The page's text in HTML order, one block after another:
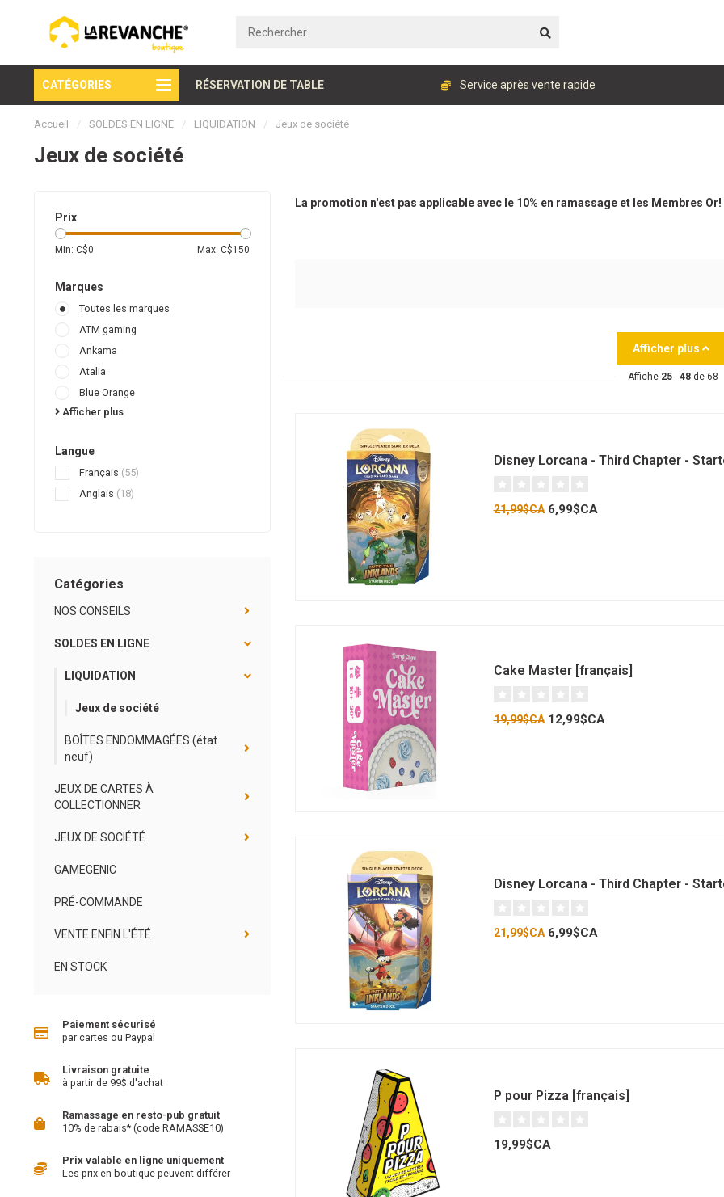
CATÉGORIES RÉSERVATION DE TABLE
Paiement sécurisé Service après vente rapide
Accueil / SOLDES EN LIGNE / LIQUIDATION / Jeux de société
Jeux de société
Prix
Min: C$0 Max: C$150
Marques
Toutes les marques
ATM gaming
Ankama
Atalia
Blue Orange
Afficher plus
Langue
Français (55)
Anglais (18)
Catégories
NOS CONSEILS
SOLDES EN LIGNE
LIQUIDATION
Jeux de société
BOÎTES ENDOMMAGÉES (état
neuf)
JEUX DE CARTES À
COLLECTIONNER
JEUX DE SOCIÉTÉ
GAMEGENIC
PRÉ-COMMANDE
VENTE ENFIN L'ÉTÉ
EN STOCK
Paiement sécurisé
par cartes ou Paypal
Livraison gratuite
à partir de 99$ d'achat
Ramassage en resto-pub gratuit
10% de rabais* (code RAMASSE10)
Prix valable en ligne uniquement
Les prix en boutique peuvent différer
La promotion n'est pas applicable avec le 10% en ramassage et les Membres Or!
Afficher plus
Affiche 25 -48 de 68
Disney Lorcana - Third Chapter -
21,99$CA6,99$CA
Cake Master [français]
19,99$CA12,99$CA
Disney Lorcana - Third Chapter -
21,99$CA6,99$CA
P pour Pizza [français]
19,99$CA